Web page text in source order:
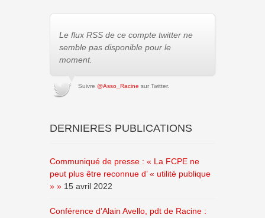
Le flux RSS de ce compte twitter ne
semble pas disponible pour le
moment.
Suivre @Asso_Racine sur Twitter.
DERNIERES PUBLICATIONS
Communiqué de presse : « La FCPE ne
peut plus être reconnue d’ « utilité publique
» » 15 avril 2022
Conférence d’Alain Avello, pdt de Racine :